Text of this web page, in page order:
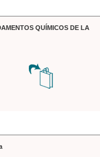
QUÍMICOS DE LA